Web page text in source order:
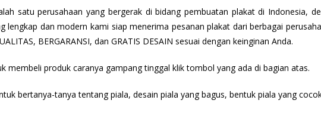
satu perusahaan yang bergerak di bidang pembuatan plakat di Indonesia,
lengkap dan modern kami siap menerima pesanan plakat dari berbagai
BERGARANSI, dan GRATIS DESAIN sesuai dengan keinginan Anda.
membeli produk caranya gampang tinggal klik tombol yang ada di bagian atas.
bertanya-tanya tentang piala, desain piala yang bagus, bentuk piala yang